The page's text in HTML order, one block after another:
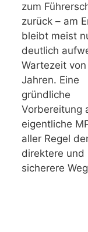
zum
zurück – am
bleibt meist
deutlich
Wartezeit von
Jahren. Eine
gründliche
Vorbereitung
eigentliche
aller Regel
direktere und
sicherere